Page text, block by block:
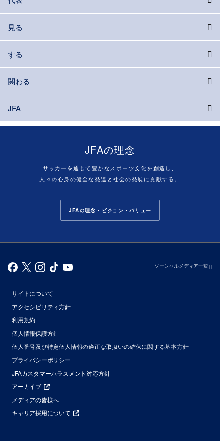
見る
する
関わる
JFA
JFAの理念
サッカーを通じて豊かなスポーツ文化を創造し、
人々の心身の健全な発達と社会の発展に貢献する。
JFAの理念・ビジョン・バリュー
ソーシャルメディア一覧
サイトについて
アクセシビリティ方針
利用規約
個人情報保護方針
個人番号及び特定個人情報の適正な取扱いの確保に関する基本方針
プライバシーポリシー
JFAカスタマーハラスメント対応方針
アーカイブ
メディアの皆様へ
キャリア採用について